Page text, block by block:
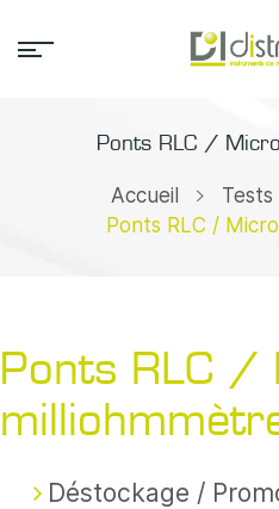
Ponts RLC /
Accueil
Tests
Ponts RLC /
Ponts RLC /
Déstockage /